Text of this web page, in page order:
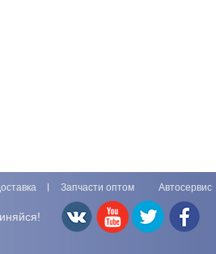
Запчасти оптом Автосервис